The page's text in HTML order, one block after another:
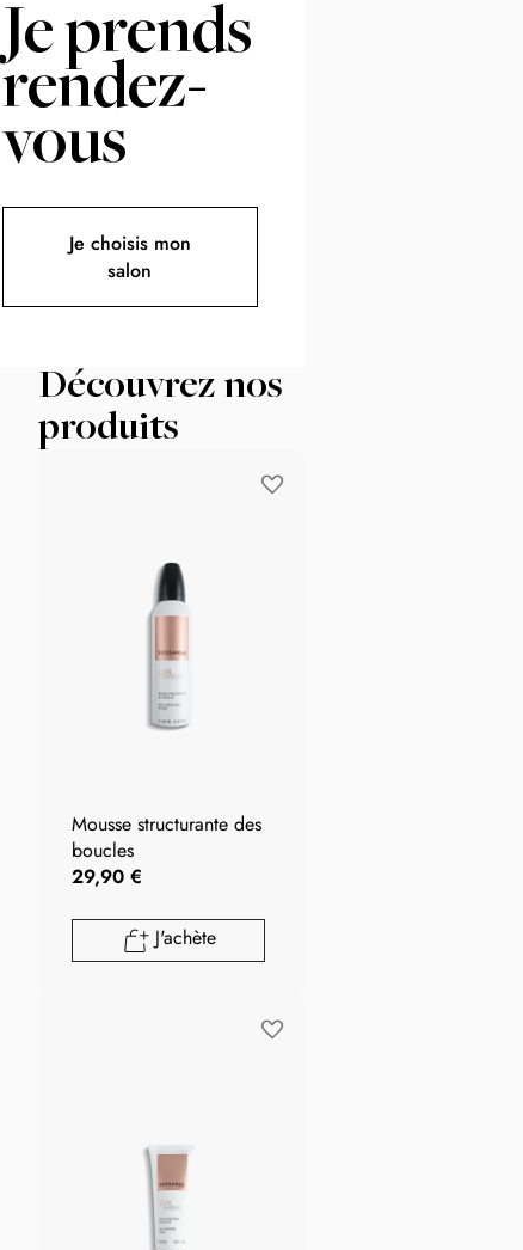
Je prends
rendez-
vous
Je choisis mon
salon
Découvrez nos
produits
Mousse structurante des
boucles
29,90 €
J'achète